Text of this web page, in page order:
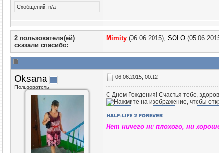
Сообщений: n/a
2 пользователя(ей)
сказали cпасибо:
Mimity (06.06.2015), SOLO
Oksana
Пользователь
06.06.2015, 00:12
С Днем Рождения! Счастья тебе,
Нет ничего ни плохого, ни